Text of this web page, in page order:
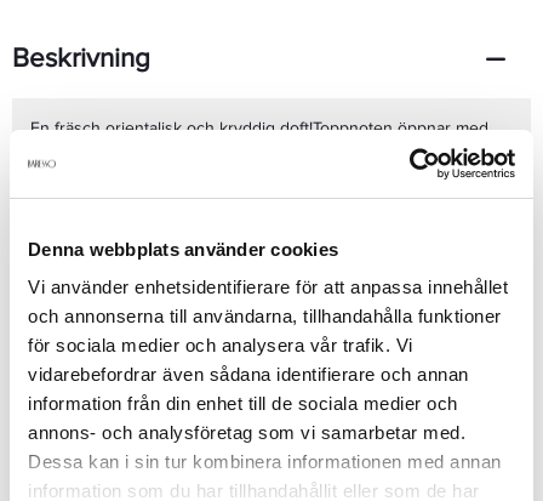
Denna webbplats använder cookies
Vi använder enhetsidentifierare för att anpassa innehållet
och annonserna till användarna, tillhandahålla funktioner
för sociala medier och analysera vår trafik. Vi
vidarebefordrar även sådana identifierare och annan
information från din enhet till de sociala medier och
annons- och analysföretag som vi samarbetar med.
Dessa kan i sin tur kombinera informationen med annan
information som du har tillhandahållit eller som de har
Beskrivning
En fräsch orientalisk och kryddig doft!Toppnoten öppnar med
sprudlande citrusnoter och blandar sig genast med basnotens
varma sensuella läderdoft.Mellannoten fyller på med lätta
blommiga noter och basnoten förstärker en varm maskulin doft
ovanliga kombinationen av en varm orientalisk doft med
fräschör.Volym: 75 ml
Produktdetaljer
Recensioner